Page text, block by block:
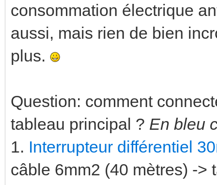
consommation électrique
aussi, mais rien de bien
plus.
Question: comment
tableau principal ? En bleu
1. Interrupteur différentiel
câble 6mm2 (40 mètres) ->